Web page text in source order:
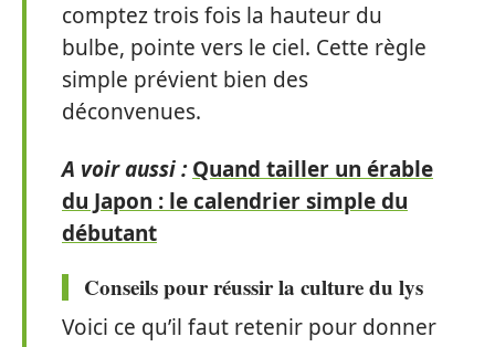
comptez trois fois la hauteur du
bulbe, pointe vers le ciel. Cette règle
simple prévient bien des
déconvenues.
A voir aussi : Quand tailler un érable
du Japon : le calendrier simple du
débutant
Conseils pour réussir la culture du lys
Voici ce qu’il faut retenir pour donner